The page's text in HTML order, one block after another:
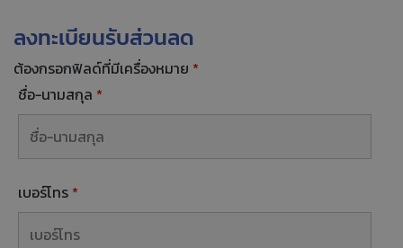
ลงทะเบียนรับส่วนลด
ต้องกรอกฟิลด์ที่มีเครื่องหมาย *
ชื่อ-นามสกุล *
เบอร์โทร *